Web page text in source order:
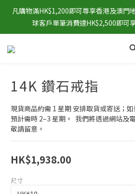
凡購物滿HK$1,200即可尊享香港及澳門
球客戶單筆消費達HK$2,500即可
14K 鑽石戒指
現貨商品約需 1 星期 安排取貨或寄送；
預計需時 2–3 星期。  我們將透過網站及
敬請留意。
HK$1,938.00
尺寸